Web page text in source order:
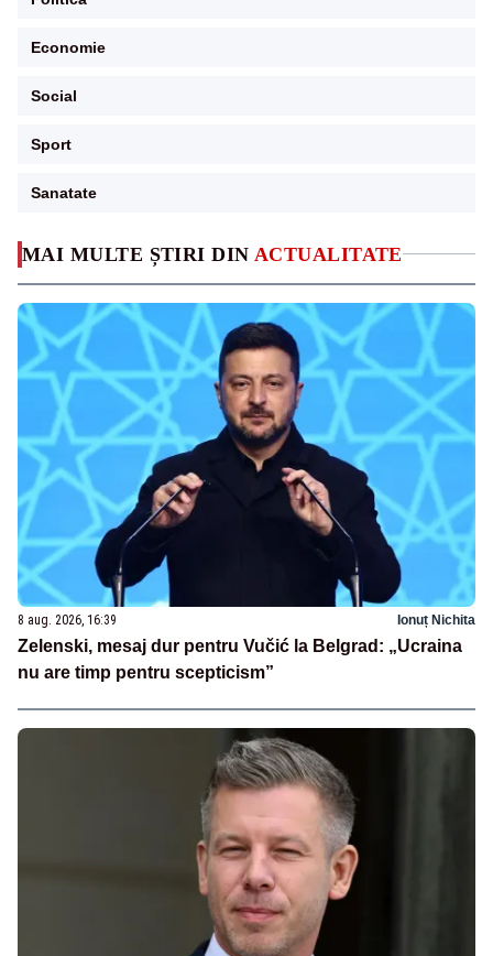
MAI MULTE ȘTIRI DIN ACTUALITATE
8 aug. 2026, 16:39 Ionuț Nichita
Zelenski, mesaj dur pentru Vučić la Belgrad: „Ucraina
nu are timp pentru scepticism”
Economie
Social
Sport
Sanatate